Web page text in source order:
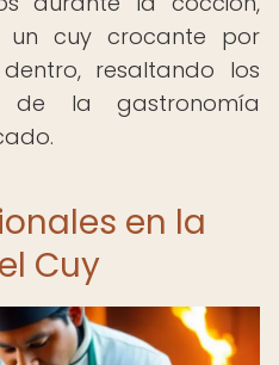
cuy crocante por
resaltando los
de la gastronomía
en la
Cuy